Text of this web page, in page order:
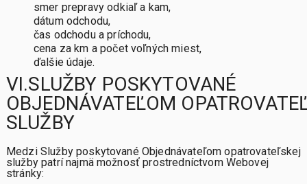
smer prepravy odkiaľ a kam,
dátum odchodu,
čas odchodu a príchodu,
cena za km a počet voľných miest,
ďalšie údaje.
VI.SLUŽBY POSKYTOVANÉ
OBJEDNÁVATEĽOM
SLUŽBY
Medzi Služby poskytované Objednávateľom opatrovateľskej
služby patrí najmä možnosť prostredníctvom Webovej
stránky: